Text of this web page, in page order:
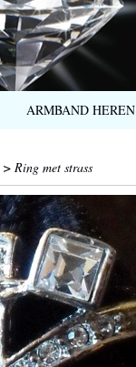
ARMBAND HEREN
> Ring met strass